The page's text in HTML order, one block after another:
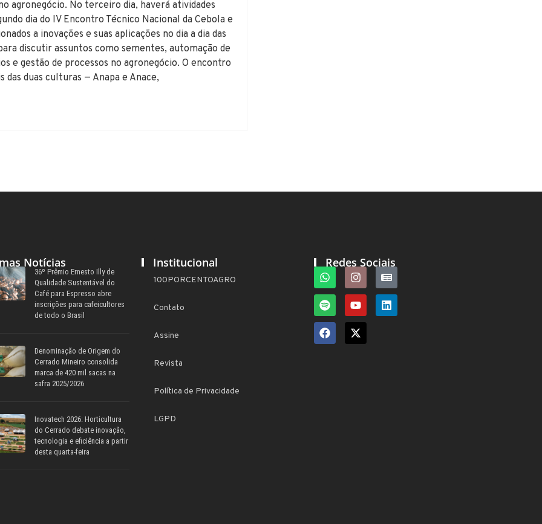
agronegócio. No terceiro dia, haverá atividades
dia do IV Encontro Técnico Nacional da Cebola e
a inovações e suas aplicações no dia a dia das
discutir assuntos como sementes, automação de
e gestão de processos no agronegócio. O encontro
duas culturas — Anapa e Anace,
Notícias
36º Prêmio Ernesto Illy de
Qualidade Sustentável do
Café para Espresso abre
inscrições para cafeicultores
de todo o Brasil
Denominação de Origem do
Cerrado Mineiro consolida
marca de 420 mil sacas na
safra 2025/2026
Inovatech 2026: Horticultura
do Cerrado debate inovação,
tecnologia e eficiência a partir
desta quarta-feira
Institucional
100PORCENTOAGRO
Contato
Assine
Revista
Política de Privacidade
LGPD
Redes Sociais